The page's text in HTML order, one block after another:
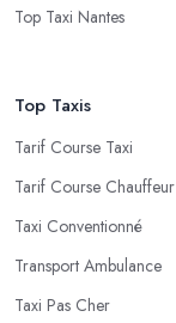
Top Taxi Nantes
Top Taxis
Tarif Course Taxi
Tarif Course Chauffeur
Taxi Conventionné
Transport Ambulance
Taxi Pas Cher